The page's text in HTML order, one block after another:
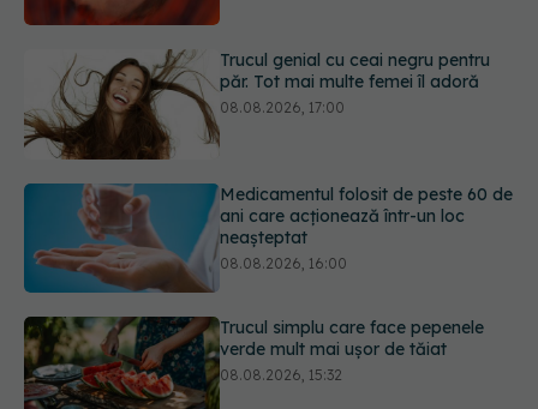
Medicamentul folosit de peste 60 de
ani care acționează într-un loc
Trucul simplu care face pepenele
verde mult mai ușor de tăiat
08.08.2026, 15:32
Diagnosticele de autism la fete au
crescut după pandemia de COVID-